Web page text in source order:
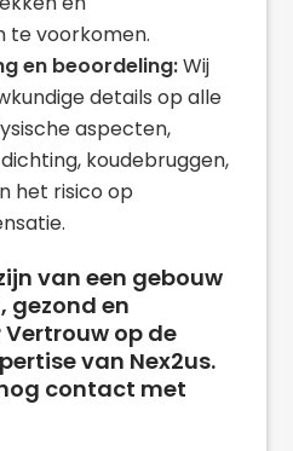
voorkomen.
en beoordeling:Wij
details op alle
aspecten,
koudebruggen,
het risico op
van een gebouw
en
op de
van Nex2us.
contact met